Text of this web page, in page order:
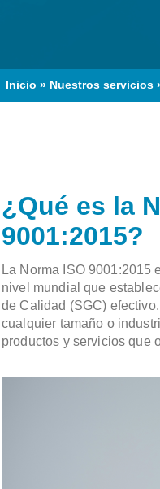
Inicio » Nuestros servicios
¿Qué es la
9001:2015?
La Norma ISO 9001:2015
nivel mundial que
de Calidad (SGC)
cualquier tamaño o
productos y servicios que